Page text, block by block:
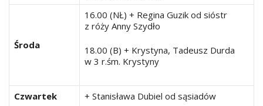
Środa
16.00 (NŁ) + Regina Guzik od sióstr
z róży Anny Szydło
18.00 (B) + Krystyna, Tadeusz Durda
w 3 r.śm. Krystyny
Czwartek + Stanisława Dubiel od sąsiadów